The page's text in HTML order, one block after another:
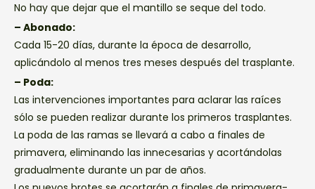
No hay que dejar que el mantillo se seque del todo.
– Abonado:
Cada 15-20 días, durante la época de desarrollo,
aplicándolo al menos tres meses después del trasplante.
– Poda:
Las intervenciones importantes para aclarar las raíces
sólo se pueden realizar durante los primeros trasplantes.
La poda de las ramas se llevará a cabo a finales de
primavera, eliminando las innecesarias y acortándolas
gradualmente durante un par de años.